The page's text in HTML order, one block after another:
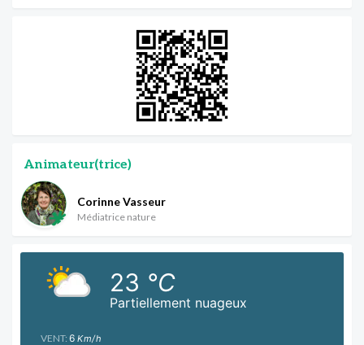
Animateur(trice)
Corinne Vasseur
Médiatrice nature
Partiellement nuageux
23 °C
VENT: 6 Km/h